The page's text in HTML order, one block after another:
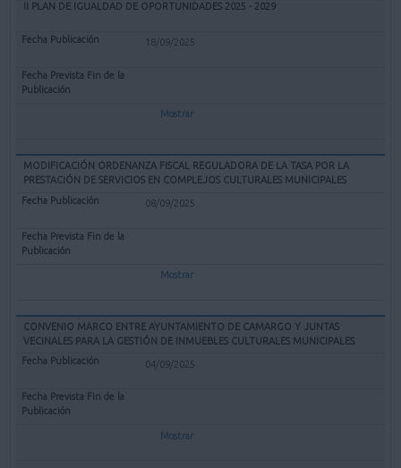
II PLAN DE IGUALDAD DE OPORTUNIDADES 2025 - 2029
18/09/2025
Mostrar
MODIFICACIÓN ORDENANZA FISCAL REGULADORA DE LA TASA POR LA
PRESTACIÓN DE SERVICIOS EN COMPLEJOS CULTURALES MUNICIPALES
08/09/2025
Mostrar
CONVENIO MARCO ENTRE AYUNTAMIENTO DE CAMARGO Y JUNTAS
VECINALES PARA LA GESTIÓN DE INMUEBLES CULTURALES MUNICIPALES
04/09/2025
Mostrar